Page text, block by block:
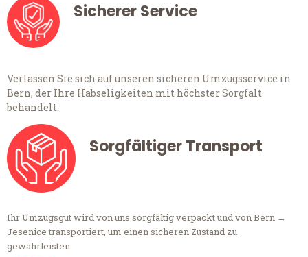
Sicherer Service
Verlassen Sie sich auf unseren sicheren Umzugsservice in
Bern, der Ihre Habseligkeiten mit höchster Sorgfalt
behandelt.
Sorgfältiger Transport
Ihr Umzugsgut wird von uns sorgfältig verpackt und von Bern →
Jesenice transportiert, um einen sicheren Zustand zu
gewährleisten.